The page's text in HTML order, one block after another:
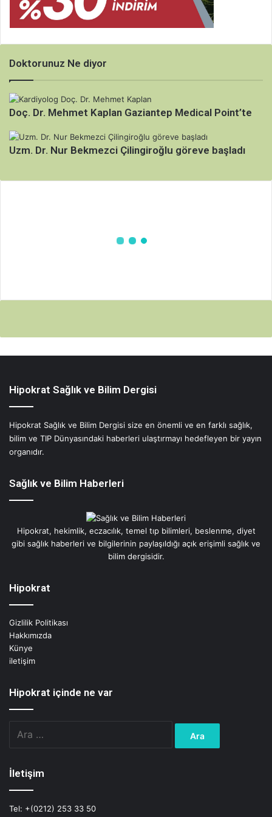
i
l
b
i
i
r
Doktorunuz Ne diyor
Doç. Dr. Mehmet Kaplan Gaziantep Medical Point’te
Uzm. Dr. Nur Bekmezci Çilingiroğlu göreve başladı
Hipokrat Sağlık ve Bilim Dergisi
Hipokrat Sağlık ve Bilim Dergisi size en önemli ve en farklı sağlık,
bilim ve TIP Dünyasındaki haberleri ulaştırmayı hedefleyen bir yayın
organıdır.
Sağlık ve Bilim Haberleri
Hipokrat, hekimlik, eczacılık, temel tıp bilimleri, beslenme, diyet
gibi sağlık haberleri ve bilgilerinin paylaşıldığı açık erişimli sağlık ve
bilim dergisidir.
Hipokrat
Gizlilik Politikası
Hakkımızda
Künye
iletişim
Hipokrat içinde ne var
İletişim
Tel: +(0212) 253 33 50